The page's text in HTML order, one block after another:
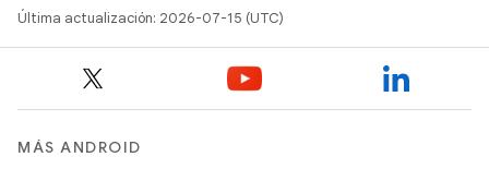
Última actualización: 2026-07-15 (UTC)
MÁS ANDROID